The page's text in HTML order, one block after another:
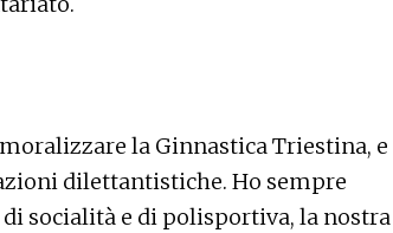
la Ginnastica Triestina, e
dilettantistiche. Ho sempre
socialità e di polisportiva, la nostra